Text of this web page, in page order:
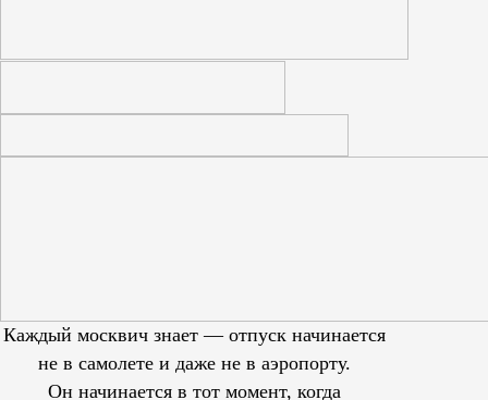
Каждый москвич знает — отпуск начинается
не в самолете и даже не в аэропорту.
Он начинается в тот момент, когда